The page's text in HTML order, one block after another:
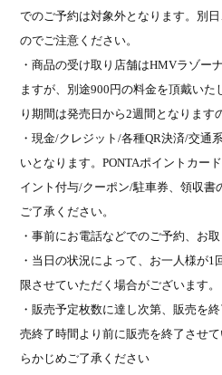
でのご予約は対象外となります。別
のでご注意ください。
・商品の受け取り店舗はHMVラゾー
ますが、別途900 円の料金を頂戴いた
り期間は発売日から2週間となります
・現金/クレジット/各種QR決済/交通
いとなります。PONTAポイントカー
イント付与/クーポン/駐車券、領収書
ご了承ください。
・事前にお電話などでのご予約、お
・当日の状況によって、お一人様が1
限させていただく場合がございます。
・販売予定枚数に達し次第、販売を
売終了時間より前に販売を終了させ
らかじめご了承ください